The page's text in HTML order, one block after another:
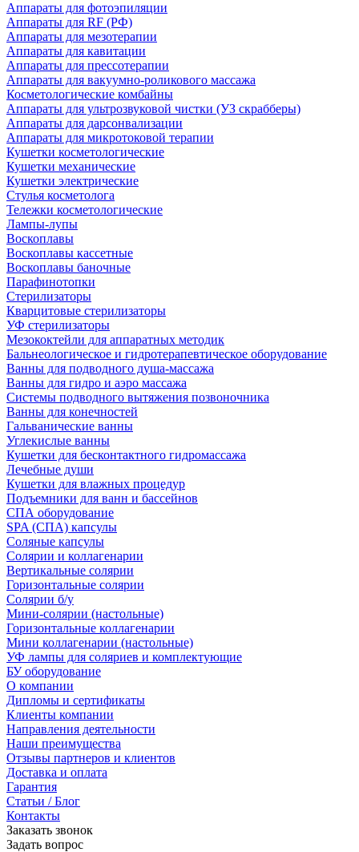
Аппараты для фотоэпиляции
Аппараты для RF (РФ)
Аппараты для мезотерапии
Аппараты для кавитации
Аппараты для прессотерапии
Аппараты для вакуумно-роликового массажа
Косметологические комбайны
Аппараты для ультрозвуковой чистки (УЗ скрабберы)
Аппараты для дарсонвализации
Аппараты для микротоковой терапии
Кушетки косметологические
Кушетки механические
Кушетки электрические
Стулья косметолога
Тележки косметологические
Лампы-лупы
Воскоплавы
Воскоплавы кассетные
Воскоплавы баночные
Парафинотопки
Стерилизаторы
Кварцитовые стерилизаторы
УФ стерилизаторы
Мезококтейли для аппаратных методик
Бальнеологическое и гидротерапевтическое оборудование
Ванны для подводного душа-массажа
Ванны для гидро и аэро массажа
Системы подводного вытяжения позвоночника
Ванны для конечностей
Гальванические ванны
Углекислые ванны
Кушетки для бесконтактного гидромассажа
Лечебные души
Кушетки для влажных процедур
Подъемники для ванн и бассейнов
СПА оборудование
SPA (СПА) капсулы
Соляные капсулы
Солярии и коллагенарии
Вертикальные солярии
Горизонтальные солярии
Солярии б/у
Мини-солярии (настольные)
Горизонтальные коллагенарии
Мини коллагенарии (настольные)
УФ лампы для соляриев и комплектующие
БУ оборудование
О компании
Дипломы и сертификаты
Клиенты компании
Направления деятельности
Наши преимущества
Отзывы партнеров и клиентов
Доставка и оплата
Гарантия
Статьи / Блог
Контакты
Заказать звонок
Задать вопрос